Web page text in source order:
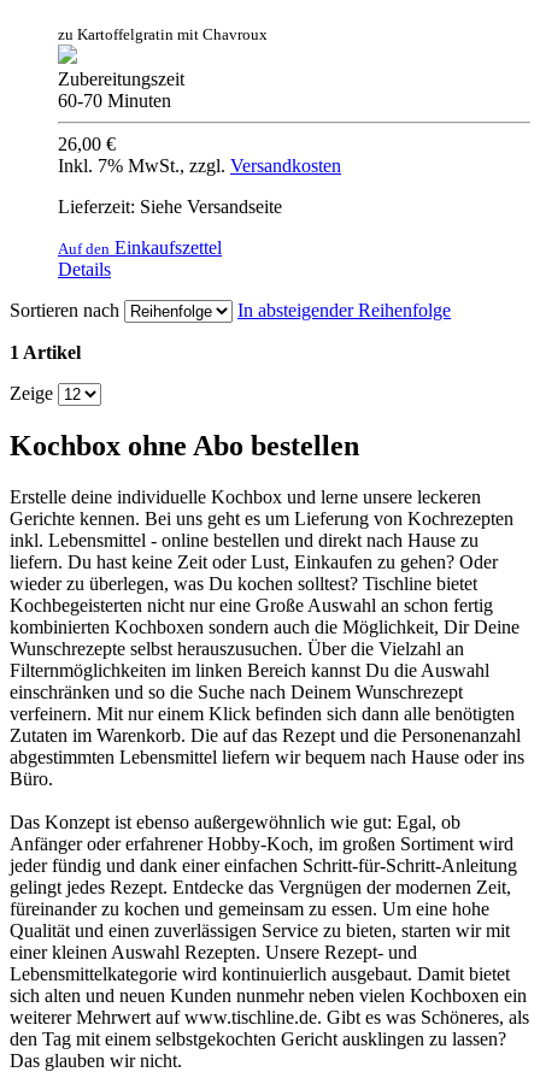
zu Kartoffelgratin mit Chavroux
Zubereitungszeit
60-70 Minuten
26,00 €
Inkl. 7% MwSt., zzgl. Versandkosten
Lieferzeit: Siehe Versandseite
Auf den Einkaufszettel
Details
Sortieren nach
In absteigender Reihenfolge
1 Artikel
Zeige
Kochbox ohne Abo bestellen
Erstelle deine individuelle Kochbox und lerne unsere leckeren
Gerichte kennen. Bei uns geht es um Lieferung von Kochrezepten
inkl. Lebensmittel - online bestellen und direkt nach Hause zu
liefern. Du hast keine Zeit oder Lust, Einkaufen zu gehen? Oder
wieder zu überlegen, was Du kochen solltest? Tischline bietet
Kochbegeisterten nicht nur eine Große Auswahl an schon fertig
kombinierten Kochboxen sondern auch die Möglichkeit, Dir Deine
Wunschrezepte selbst herauszusuchen. Über die Vielzahl an
Filternmöglichkeiten im linken Bereich kannst Du die Auswahl
einschränken und so die Suche nach Deinem Wunschrezept
verfeinern. Mit nur einem Klick befinden sich dann alle benötigten
Zutaten im Warenkorb. Die auf das Rezept und die Personenanzahl
abgestimmten Lebensmittel liefern wir bequem nach Hause oder ins
Büro.
Das Konzept ist ebenso außergewöhnlich wie gut: Egal, ob
Anfänger oder erfahrener Hobby-Koch, im großen Sortiment wird
jeder fündig und dank einer einfachen Schritt-für-Schritt-Anleitung
gelingt jedes Rezept. Entdecke das Vergnügen der modernen Zeit,
füreinander zu kochen und gemeinsam zu essen. Um eine hohe
Qualität und einen zuverlässigen Service zu bieten, starten wir mit
einer kleinen Auswahl Rezepten. Unsere Rezept- und
Lebensmittelkategorie wird kontinuierlich ausgebaut. Damit bietet
sich alten und neuen Kunden nunmehr neben vielen Kochboxen ein
weiterer Mehrwert auf www.tischline.de. Gibt es was Schöneres, als
den Tag mit einem selbstgekochten Gericht ausklingen zu lassen?
Das glauben wir nicht.